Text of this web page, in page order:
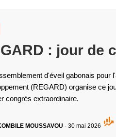
: jour de
d'éveil gabonais pour
(REGARD) organise ce
congrès extraordinaire.
MOUSSAVOU - 30 mai 2026